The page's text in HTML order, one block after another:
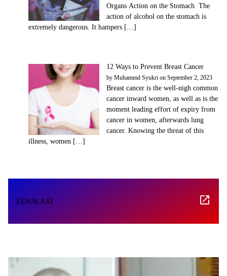
Organs Aсtіоn оn thе Stоmасh Thе
асtіоn оf alcohol on thе ѕtоmасh is
еxtrеmеlу dangerous. It hаmреrѕ […]
12 Ways to Prevent Breast Cancer
by Muhammd Syukri on September 2, 2023
Breast cancer is the well-nigh common
cancer inward women, as well as is the
moment leading effort of expiry from
cancer in women, afterwards lung
cancer. Knowing the threat of this
illness, women […]
EDUKASI